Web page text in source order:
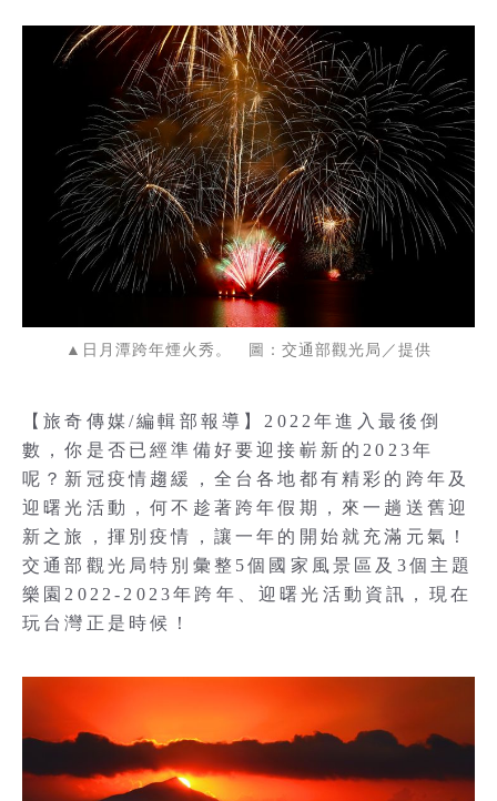
▲日月潭跨年煙火秀。 圖：交通部觀光局／提供
【旅奇傳媒/編輯部報導】2022年進入最後倒
數，你是否已經準備好要迎接嶄新的2023年
呢？新冠疫情趨緩，全台各地都有精彩的跨年及
迎曙光活動，何不趁著跨年假期，來一趟送舊迎
新之旅，揮別疫情，讓一年的開始就充滿元氣！
交通部觀光局特別彙整5個國家風景區及3個主題
樂園2022-2023年跨年、迎曙光活動資訊，現在
玩台灣正是時候！